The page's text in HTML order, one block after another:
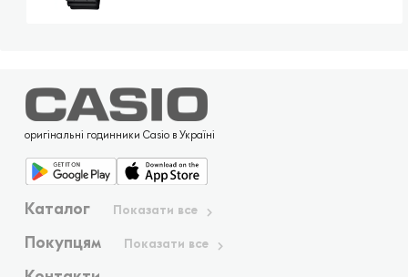
оригінальні годинники Casio в Україні
Каталог Показати все
Покупцям Показати все